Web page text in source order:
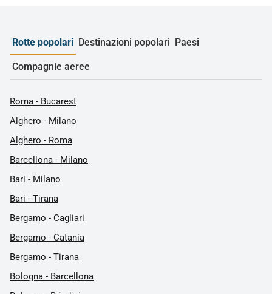
Rotte popolari Destinazioni popolari Paesi
Compagnie aeree
Roma - Bucarest
Alghero - Milano
Alghero - Roma
Barcellona - Milano
Bari - Milano
Bari - Tirana
Bergamo - Cagliari
Bergamo - Catania
Bergamo - Tirana
Bologna - Barcellona